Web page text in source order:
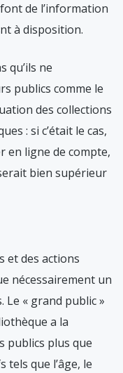
de l’information
à disposition.
qu’ils ne
publics comme le
des collections
: si c’était le cas,
en ligne de compte,
bien supérieur
et des actions
nécessairement un
Le « grand public »
a la
publics plus que
tels que l’âge, le